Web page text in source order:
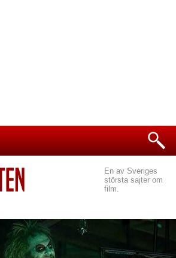
En av Sveriges
största sajter om
film.